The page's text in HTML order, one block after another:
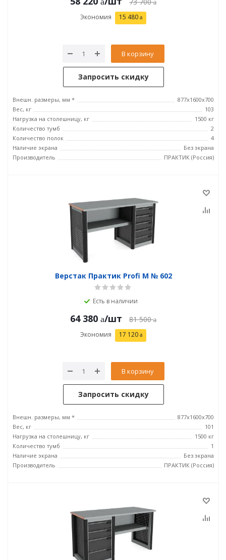
Экономия 15 480
В корзину
Запросить скидку
Внешн. размеры, мм *
877х1600х700
Вес, кг
103
Нагрузка на столешницу, кг
1500 кг
Количество тумб
2
Количество полок
4
Наличие экрана
Без экрана
Производитель
ПРАКТИК (Россия)
Верстак Практик Profi M № 602
Есть в наличии
64 380 /шт 81 500
Экономия 17 120
В корзину
Запросить скидку
Внешн. размеры, мм *
877х1600х700
Вес, кг
101
Нагрузка на столешницу, кг
1500 кг
Количество тумб
1
Наличие экрана
Без экрана
Производитель
ПРАКТИК (Россия)